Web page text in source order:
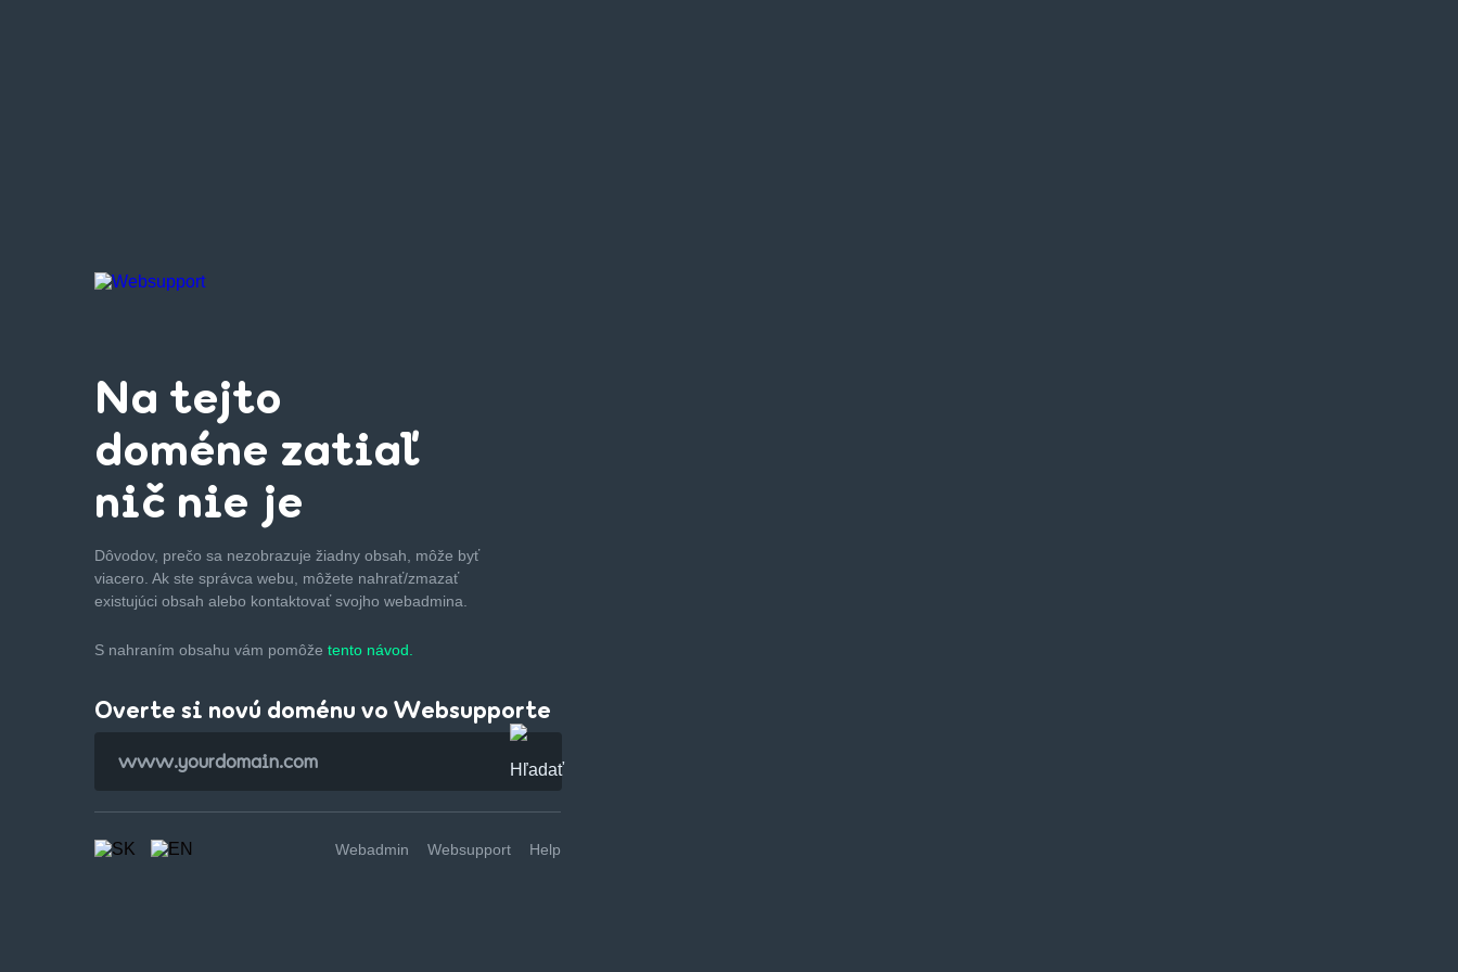
Na tejto
doméne zatiaľ
nič nie je
Dôvodov, prečo sa nezobrazuje žiadny obsah, môže byť
viacero. Ak ste správca webu, môžete nahrať/zmazať
existujúci obsah alebo kontaktovať svojho webadmina.
S nahraním obsahu vám pomôže tento návod.
Overte si novú doménu vo Websupporte
Webadmin Websupport Help